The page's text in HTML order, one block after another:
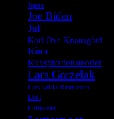
Japan
Joe Biden
Jul
Karl Ove Knausgård
Kina
Konspirationsteorier
Lars Gorzelak
Lars Løkke Rasmussen
Lidl
Luftgevær